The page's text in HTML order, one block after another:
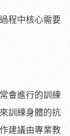
程中核心需要
會進行的訓練
訓練身體的抗
建議由專業教